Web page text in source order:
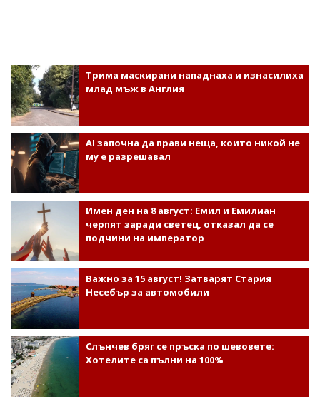
Трима маскирани нападнаха и изнасилиха
млад мъж в Англия
AI започна да прави неща, които никой не
му е разрешавал
Имен ден на 8 август: Емил и Емилиан
черпят заради светец, отказал да се
подчини на император
Важно за 15 август! Затварят Стария
Несебър за автомобили
Слънчев бряг се пръска по шевовете:
Хотелите са пълни на 100%